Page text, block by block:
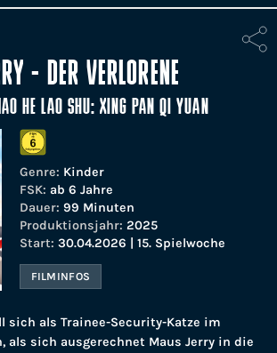
- DER VERLORENE
HE LAO SHU: XING PAN QI YUAN
Genre: Kinder
FSK: ab 6 Jahre
Dauer: 99 Minuten
Produktionsjahr: 2025
Start: 30.04.2026 | 15. Spielwoche
FILMINFOS
sich als Trainee-Security-Katze im
als sich ausgerechnet Maus Jerry in die